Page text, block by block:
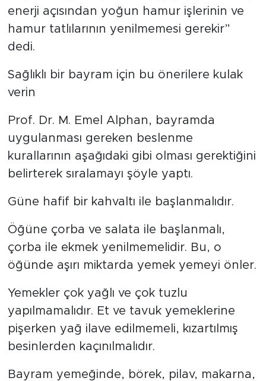
enerji açısından yoğun hamur işlerinin ve
hamur tatlılarının yenilmemesi gerekir”
dedi.
Sağlıklı bir bayram için bu önerilere kulak
verin
Prof. Dr. M. Emel Alphan, bayramda
uygulanması gereken beslenme
kurallarının aşağıdaki gibi olması gerektiğini
belirterek sıralamayı şöyle yaptı.
Güne hafif bir kahvaltı ile başlanmalıdır.
Öğüne çorba ve salata ile başlanmalı,
çorba ile ekmek yenilmemelidir. Bu, o
öğünde aşırı miktarda yemek yemeyi önler.
Yemekler çok yağlı ve çok tuzlu
yapılmamalıdır. Et ve tavuk yemeklerine
pişerken yağ ilave edilmemeli, kızartılmış
besinlerden kaçınılmalıdır.
Bayram yemeğinde, börek, pilav, makarna,